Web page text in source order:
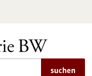
suchen